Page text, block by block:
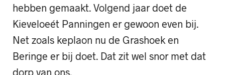
hebben gemaakt. Volgend jaar doet de
Kieveloeét Panningen er gewoon even bij.
Net zoals keplaon nu de Grashoek en
Beringe er bij doet. Dat zit wel snor met dat
dorp van ons.